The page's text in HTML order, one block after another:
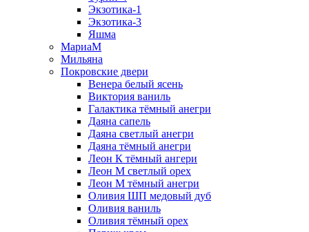
Экзотика-1
Экзотика-3
Яшма
МариаМ
Мильяна
Покровские двери
Венера белый ясень
Виктория ваниль
Галактика тёмный анегри
Даяна сапель
Даяна светлый анегри
Даяна тёмный анегри
Леон К тёмный ангери
Леон М светлый орех
Леон М тёмный анегри
Оливия ШП медовый дуб
Оливия ваниль
Оливия тёмный орех